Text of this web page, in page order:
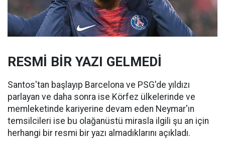
RESMİ BİR YAZI GELMEDİ
Santos'tan başlayıp Barcelona ve PSG'de yıldızı
parlayan ve daha sonra ise Körfez ülkelerinde ve
memleketinde kariyerine devam eden Neymar'ın
temsilcileri ise bu olağanüstü mirasla ilgili şu an için
herhangi bir resmi bir yazı almadıklarını açıkladı.